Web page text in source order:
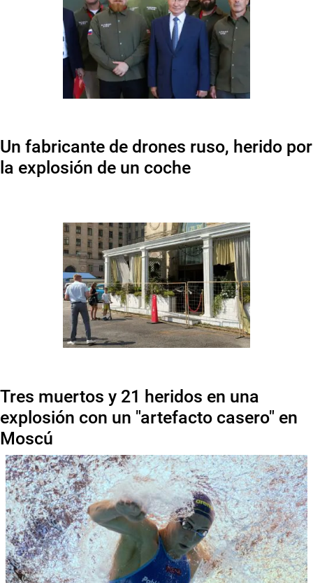
Un fabricante de drones ruso, herido por
la explosión de un coche
Tres muertos y 21 heridos en una
explosión con un "artefacto casero" en
Moscú